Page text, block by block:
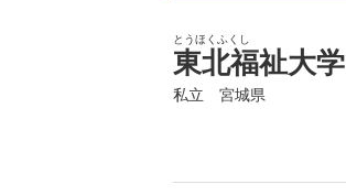
とうほくふくし
東北福祉大学
私立 宮城県